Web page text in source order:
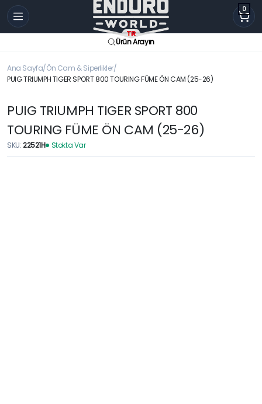
0
Ürün Arayın
Ana Sayfa Ön Cam & Siperlikler
PUIG TRIUMPH TIGER SPORT 800 TOURING FÜME ÖN CAM (25-26)
PUIG TRIUMPH TIGER SPORT 800
TOURING FÜME ÖN CAM (25-26)
SKU:22521H Stokta Var